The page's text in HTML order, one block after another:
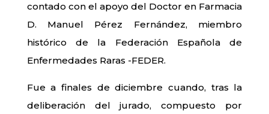
contado con el apoyo del Doctor en Farmacia
D. Manuel Pérez Fernández, miembro
histórico de la Federación Española de
Enfermedades Raras -FEDER.
Fue a finales de diciembre cuando, tras la
deliberación del jurado, compuesto por